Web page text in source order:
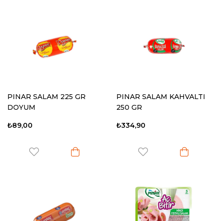
PINAR SALAM 225 GR
DOYUM
₺89,00
PINAR SALAM KAHVALTI
250 GR
₺334,90